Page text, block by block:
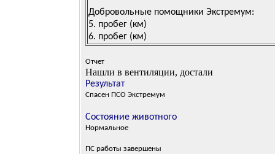
Добровольные помощники Экстремум:
5. пробег (км)
6. пробег (км)
Отчет
Нашли в вентиляции, достали
Результат
Cпасен ПСО Экстремум
Состояние животного
Нормальное
ПС работы завершены